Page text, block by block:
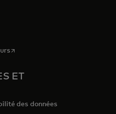
onglet
nouvel onglet
s’ouvre dans un nouvel onglet
ET
des données